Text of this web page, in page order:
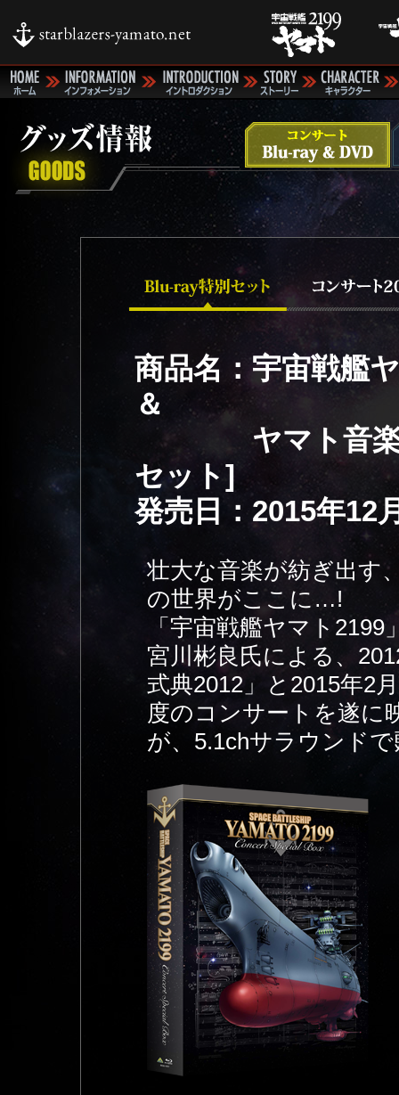
商品名：宇宙戦艦
＆
ヤマト音楽団
セット]
発売日：2015年12
壮大な音楽が紡ぎ出す
の世界がここに…!
「宇宙戦艦ヤマト
宮川彬良氏による、
式典2012」と2015年2
度のコンサートを遂に
が、5.1chサラウンド